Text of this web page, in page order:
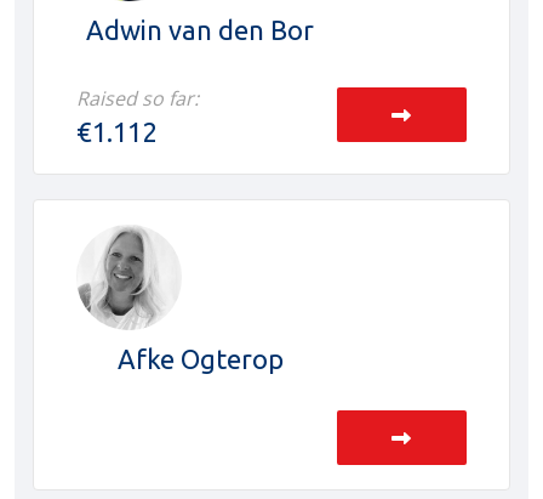
Adwin van den Bor
Raised so far:
€1.112
Afke Ogterop